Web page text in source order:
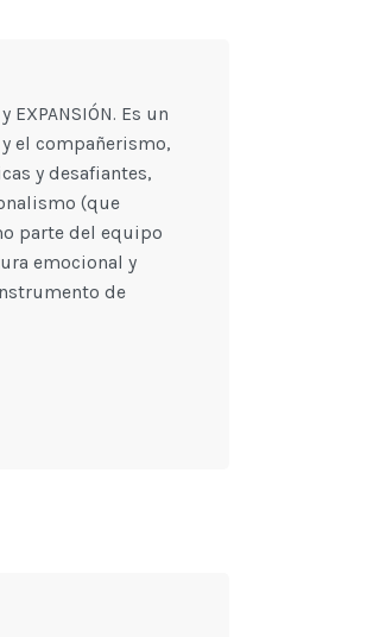
Es un
el compañerismo,
y desafiantes,
(que
parte del equipo
emocional y
de